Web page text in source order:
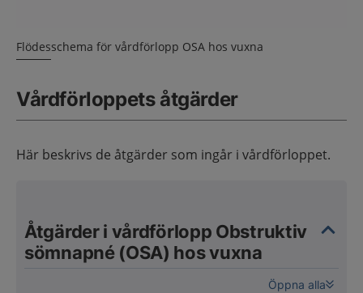
Flödesschema för vårdförlopp OSA hos vuxna
Vårdförloppets åtgärder
Här beskrivs de åtgärder som ingår i vårdförloppet.
Åtgärder i vårdförlopp Obstruktiv
sömnapné (OSA) hos vuxna
Öppna alla